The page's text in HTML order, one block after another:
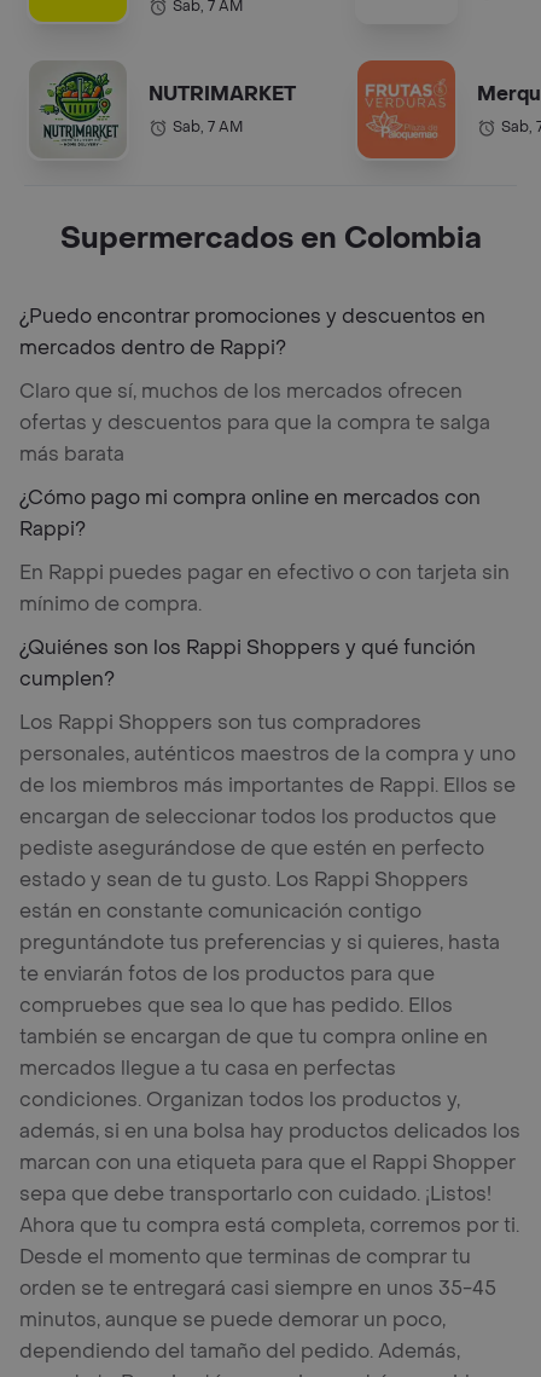
Sab, 7 AM
NUTRIMARKET
Sab, 7 AM Sab,
Supermercados en Colombia
¿Puedo encontrar promociones y descuentos en
mercados dentro de Rappi?
Claro que sí, muchos de los mercados ofrecen
ofertas y descuentos para que la compra te salga
más barata
¿Cómo pago mi compra online en mercados con
Rappi?
En Rappi puedes pagar en efectivo o con tarjeta sin
mínimo de compra.
¿Quiénes son los Rappi Shoppers y qué función
cumplen?
Los Rappi Shoppers son tus compradores
personales, auténticos maestros de la compra y uno
de los miembros más importantes de Rappi. Ellos se
encargan de seleccionar todos los productos que
pediste asegurándose de que estén en perfecto
estado y sean de tu gusto. Los Rappi Shoppers
están en constante comunicación contigo
preguntándote tus preferencias y si quieres, hasta
te enviarán fotos de los productos para que
compruebes que sea lo que has pedido. Ellos
también se encargan de que tu compra online en
mercados llegue a tu casa en perfectas
condiciones. Organizan todos los productos y,
además, si en una bolsa hay productos delicados los
marcan con una etiqueta para que el Rappi Shopper
sepa que debe transportarlo con cuidado. ¡Listos!
Ahora que tu compra está completa, corremos por ti.
Desde el momento que terminas de comprar tu
orden se te entregará casi siempre en unos 35-45
minutos, aunque se puede demorar un poco,
dependiendo del tamaño del pedido. Además,